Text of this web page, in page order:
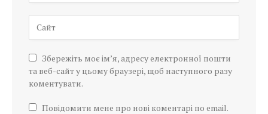
Збережіть моє ім’я, адресу електронної пошти
та веб-сайт у цьому браузері, щоб наступного разу
коментувати.
Повідомити мене про нові коментарі по email.